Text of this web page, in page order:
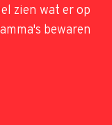
zien wat er op
bewaren